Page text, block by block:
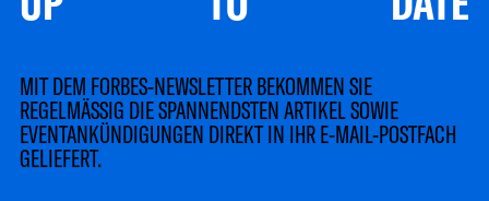
MIT DEM FORBES-NEWSLETTER BEKOMMEN SIE
REGELMÄSSIG DIE SPANNENDSTEN ARTIKEL SOWIE
EVENTANKÜNDIGUNGEN DIREKT IN IHR E-MAIL-POSTFACH
GELIEFERT.